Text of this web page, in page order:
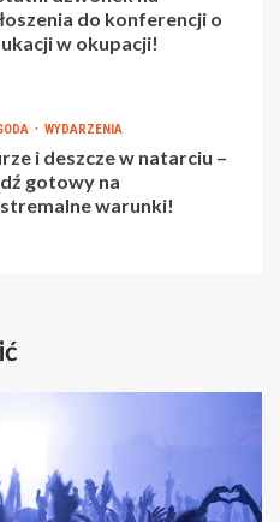
do konferencji o
w okupacji!
WYDARZENIA
i deszcze w natarciu –
gotowy na
warunki!